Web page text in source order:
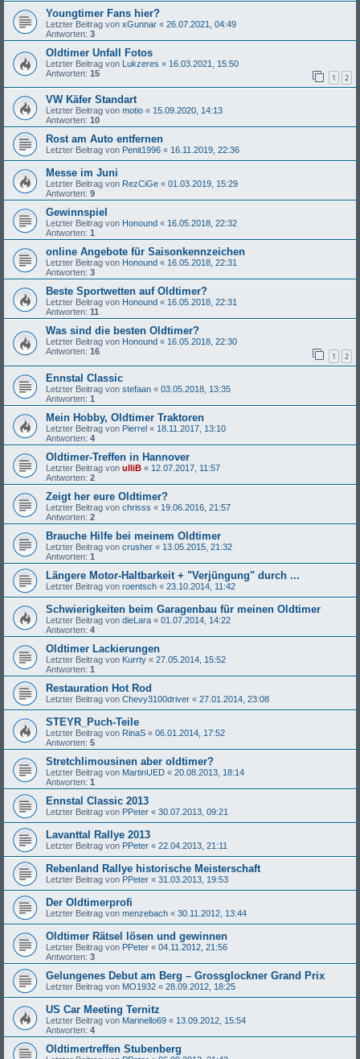
Youngtimer Fans hier?
Letzter Beitrag von xGunnar « 26.07.2021, 04:49
Antworten: 3
Oldtimer Unfall Fotos
Letzter Beitrag von Lukzeres « 16.03.2021, 15:50
Antworten: 15 1 2
VW Käfer Standart
Letzter Beitrag von motio « 15.09.2020, 14:13
Antworten: 10
Rost am Auto entfernen
Letzter Beitrag von Penit1996 « 16.11.2019, 22:36
Messe im Juni
Letzter Beitrag von RezCiGe « 01.03.2019, 15:29
Antworten: 9
Gewinnspiel
Letzter Beitrag von Honound « 16.05.2018, 22:32
Antworten: 1
online Angebote für Saisonkennzeichen
Letzter Beitrag von Honound « 16.05.2018, 22:31
Antworten: 3
Beste Sportwetten auf Oldtimer?
Letzter Beitrag von Honound « 16.05.2018, 22:31
Antworten: 11
Was sind die besten Oldtimer?
Letzter Beitrag von Honound « 16.05.2018, 22:30
Antworten: 16 1 2
Ennstal Classic
Letzter Beitrag von stefaan « 03.05.2018, 13:35
Antworten: 1
Mein Hobby, Oldtimer Traktoren
Letzter Beitrag von Pierrel « 18.11.2017, 13:10
Antworten: 4
Oldtimer-Treffen in Hannover
Letzter Beitrag von ulliB « 12.07.2017, 11:57
Antworten: 2
Zeigt her eure Oldtimer?
Letzter Beitrag von chrisss « 19.06.2016, 21:57
Antworten: 2
Brauche Hilfe bei meinem Oldtimer
Letzter Beitrag von crusher « 13.05.2015, 21:32
Antworten: 1
Längere Motor-Haltbarkeit + "Verjüngung" durch ...
Letzter Beitrag von roentsch « 23.10.2014, 11:42
Schwierigkeiten beim Garagenbau für meinen Oldtimer
Letzter Beitrag von dieLara « 01.07.2014, 14:22
Antworten: 4
Oldtimer Lackierungen
Letzter Beitrag von Kurrty « 27.05.2014, 15:52
Antworten: 1
Restauration Hot Rod
Letzter Beitrag von Chevy3100driver « 27.01.2014, 23:08
STEYR_Puch-Teile
Letzter Beitrag von RinaS « 06.01.2014, 17:52
Antworten: 5
Stretchlimousinen aber oldtimer?
Letzter Beitrag von MartinUED « 20.08.2013, 18:14
Antworten: 1
Ennstal Classic 2013
Letzter Beitrag von PPeter « 30.07.2013, 09:21
Lavanttal Rallye 2013
Letzter Beitrag von PPeter « 22.04.2013, 21:11
Rebenland Rallye historische Meisterschaft
Letzter Beitrag von PPeter « 31.03.2013, 19:53
Der Oldtimerprofi
Letzter Beitrag von menzebach « 30.11.2012, 13:44
Oldtimer Rätsel lösen und gewinnen
Letzter Beitrag von PPeter « 04.11.2012, 21:56
Antworten: 3
Gelungenes Debut am Berg – Grossglockner Grand Prix
Letzter Beitrag von MO1932 « 28.09.2012, 18:25
US Car Meeting Ternitz
Letzter Beitrag von Marinello69 « 13.09.2012, 15:54
Antworten: 4
Oldtimertreffen Stubenberg